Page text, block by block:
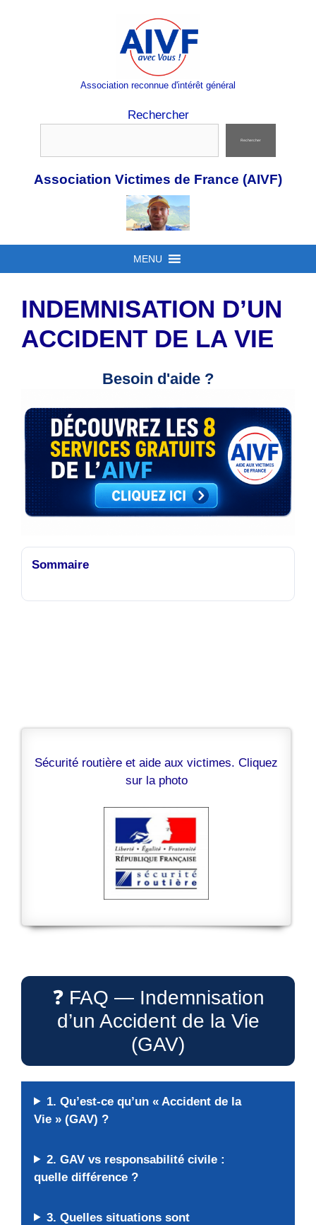
Association reconnue d'intérêt général
Rechercher
Rechercher
Association Victimes de France (AIVF)
MENU
INDEMNISATION D’UN
ACCIDENT DE LA VIE
Besoin d'aide ?
Sommaire
Sécurité routière et aide aux victimes. Cliquez
sur la photo
❓ FAQ — Indemnisation
d’un Accident de la Vie
(GAV)
1. Qu’est-ce qu’un « Accident de la
Vie » (GAV) ?
2. GAV vs responsabilité civile :
quelle différence ?
3. Quelles situations sont